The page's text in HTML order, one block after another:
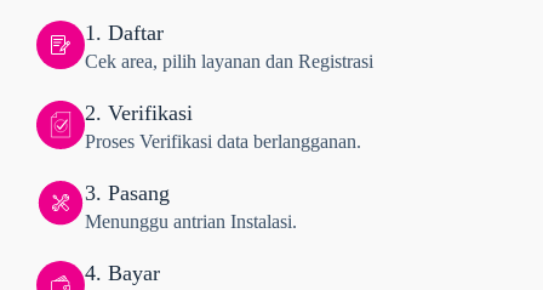
1. Daftar
Cek area, pilih layanan dan Registrasi
2. Verifikasi
Proses Verifikasi data berlangganan.
3. Pasang
Menunggu antrian Instalasi.
4. Bayar